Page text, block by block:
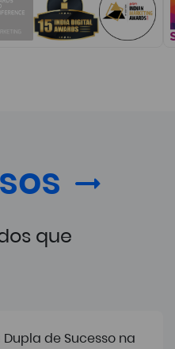
que
Dupla de Sucesso na